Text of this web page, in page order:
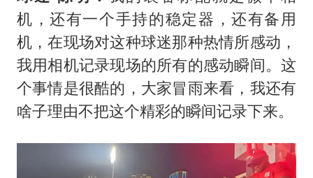
机，还有一个手持的稳定器，还有备用
机，在现场对这种球迷那种热情所感动，
我用相机记录现场的所有的感动瞬间。这
个事情是很酷的，大家冒雨来看，我还有
啥子理由不把这个精彩的瞬间记录下来。